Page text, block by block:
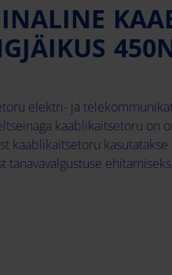
elektri- ja
kaablikaitsetoru on
kaablikaitsetoru
tänavavalgustuse